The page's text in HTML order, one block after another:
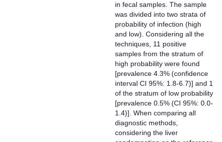
in fecal samples. The sample
was divided into two strata of
probability of infection (high
and low). Considering all the
techniques, 11 positive
samples from the stratum of
high probability were found
[prevalence 4.3% (confidence
interval CI 95%: 1.8-6.7)] and 1
of the stratum of low probability
[prevalence 0.5% (CI 95%: 0.0-
1.4)]. When comparing all
diagnostic methods,
considering the liver